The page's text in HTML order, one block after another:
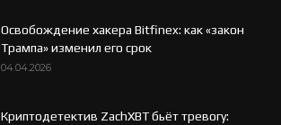
Освобождение хакера Bitfinex: как «закон
Трампа» изменил его срок
04.04.2026
Криптодетектив ZachXBT бьёт тревогу: